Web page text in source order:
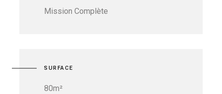
Mission Complète
SURFACE
80m²